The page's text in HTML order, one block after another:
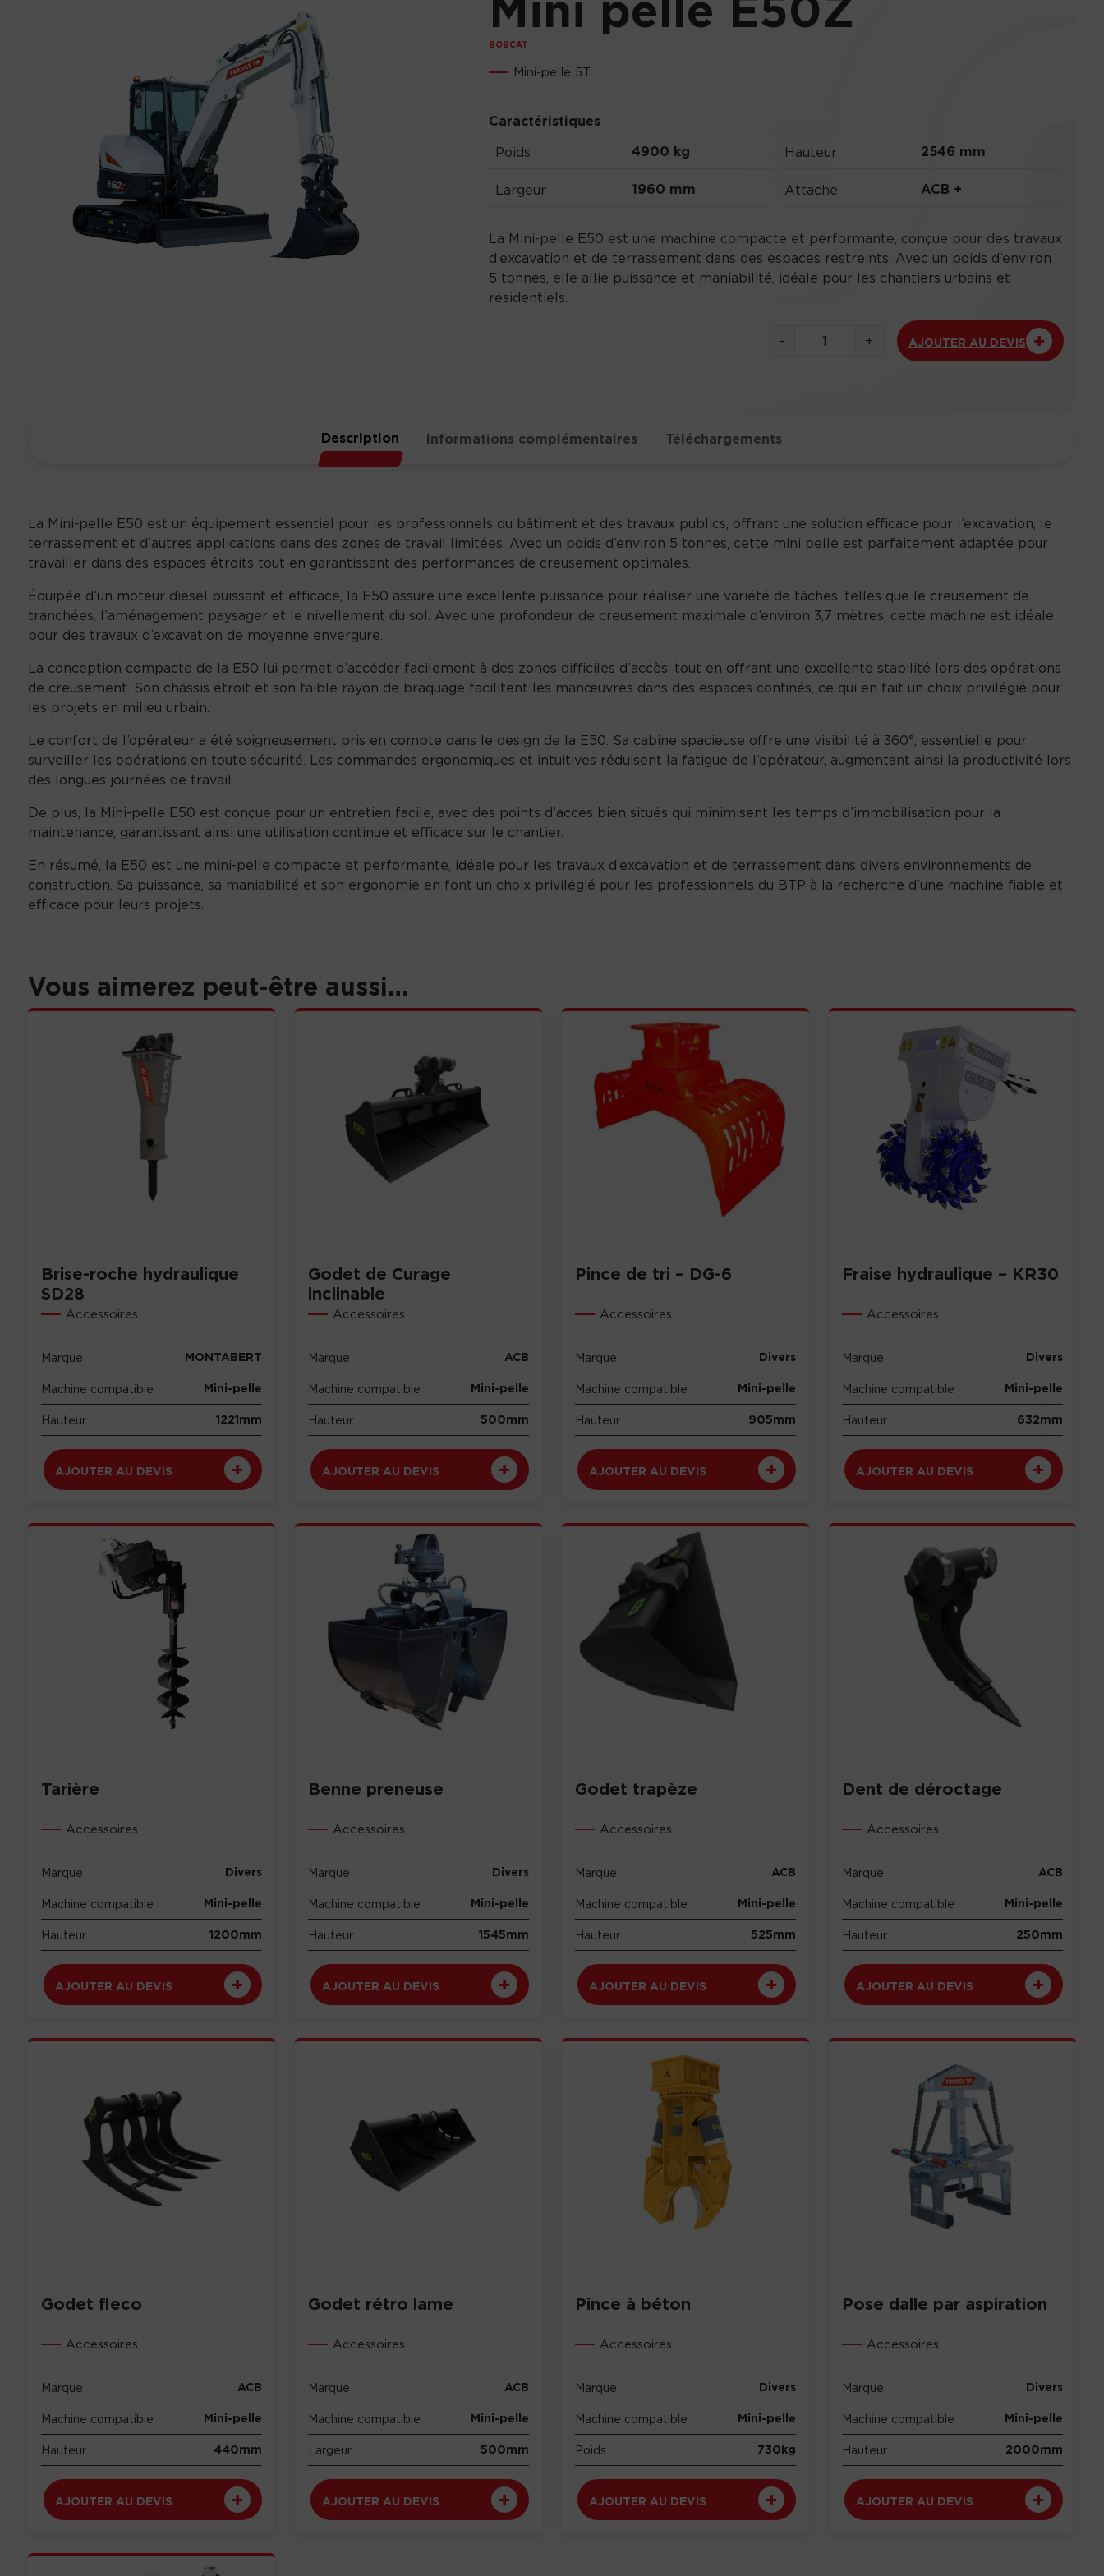
BOBCAT
Mini-pelle 5T
Caractéristiques
Poids 4900 kg Hauteur 2546 mm
Largeur 1960 mm Attache ACB +
La Mini-pelle E50 est une machine compacte et performante, conçue pour des travaux
d’excavation et de terrassement dans des espaces restreints. Avec un poids d’environ
5 tonnes, elle allie puissance et maniabilité, idéale pour les chantiers urbains et
résidentiels.
-
i
M
p
l
e
0
Z
+ AJOUTER AU DEVIS
Description Informations complémentaires Téléchargements
La Mini-pelle E50 est un équipement essentiel pour les professionnels du bâtiment et des travaux publics, offrant une solution efficace pour l’excavation, le
terrassement et d’autres applications dans des zones de travail limitées. Avec un poids d’environ 5 tonnes, cette mini pelle est parfaitement adaptée pour
travailler dans des espaces étroits tout en garantissant des performances de creusement optimales.
Équipée d’un moteur diesel puissant et efficace, la E50 assure une excellente puissance pour réaliser une variété de tâches, telles que le creusement de
tranchées, l’aménagement paysager et le nivellement du sol. Avec une profondeur de creusement maximale d’environ 3,7 mètres, cette machine est idéale
pour des travaux d’excavation de moyenne envergure.
La conception compacte de la E50 lui permet d’accéder facilement à des zones difficiles d’accès, tout en offrant une excellente stabilité lors des opérations
de creusement. Son châssis étroit et son faible rayon de braquage facilitent les manœuvres dans des espaces confinés, ce qui en fait un choix privilégié pour
les projets en milieu urbain.
Le confort de l’opérateur a été soigneusement pris en compte dans le design de la E50. Sa cabine spacieuse offre une visibilité à 360°, essentielle pour
surveiller les opérations en toute sécurité. Les commandes ergonomiques et intuitives réduisent la fatigue de l’opérateur, augmentant ainsi la productivité lors
des longues journées de travail.
De plus, la Mini-pelle E50 est conçue pour un entretien facile, avec des points d’accès bien situés qui minimisent les temps d’immobilisation pour la
maintenance, garantissant ainsi une utilisation continue et efficace sur le chantier.
En résumé, la E50 est une mini-pelle compacte et performante, idéale pour les travaux d’excavation et de terrassement dans divers environnements de
construction. Sa puissance, sa maniabilité et son ergonomie en font un choix privilégié pour les professionnels du BTP à la recherche d’une machine fiable et
efficace pour leurs projets.
Vous aimerez peut-être aussi…
Brise-roche hydraulique
SD28
Accessoires
Marque MONTABERT
Machine compatible Mini-pelle
Hauteur 1221mm
AJOUTER AU DEVIS
Godet de Curage
inclinable
Accessoires
Marque ACB
Machine compatible Mini-pelle
Hauteur 500mm
AJOUTER AU DEVIS
Pince de tri – DG-6
Accessoires
Marque Divers
Machine compatible Mini-pelle
Hauteur 905mm
AJOUTER AU DEVIS
Fraise hydraulique – KR30
Accessoires
Marque Divers
Machine compatible Mini-pelle
Hauteur 632mm
AJOUTER AU DEVIS
Tarière
Accessoires
Marque Divers
Machine compatible Mini-pelle
Hauteur 1200mm
AJOUTER AU DEVIS
Benne preneuse
Accessoires
Marque Divers
Machine compatible Mini-pelle
Hauteur 1545mm
AJOUTER AU DEVIS
Godet trapèze
Accessoires
Marque ACB
Machine compatible Mini-pelle
Hauteur 525mm
AJOUTER AU DEVIS
Dent de déroctage
Accessoires
Marque ACB
Machine compatible Mini-pelle
Hauteur 250mm
AJOUTER AU DEVIS
Godet fleco
Accessoires
Marque ACB
Machine compatible Mini-pelle
Hauteur 440mm
AJOUTER AU DEVIS
Godet rétro lame
Accessoires
Marque ACB
Machine compatible Mini-pelle
Largeur 500mm
AJOUTER AU DEVIS
Pince à béton
Accessoires
Marque Divers
Machine compatible Mini-pelle
Poids 730kg
AJOUTER AU DEVIS
Pose dalle par aspiration
Accessoires
Marque Divers
Machine compatible Mini-pelle
Hauteur 2000mm
AJOUTER AU DEVIS